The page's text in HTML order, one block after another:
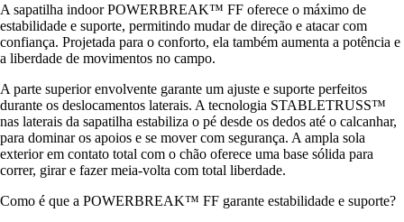
A sapatilha indoor POWERBREAK™ FF oferece o máximo de
estabilidade e suporte, permitindo mudar de direção e atacar com
confiança. Projetada para o conforto, ela também aumenta a potência e
a liberdade de movimentos no campo.
A parte superior envolvente garante um ajuste e suporte perfeitos
durante os deslocamentos laterais. A tecnologia STABLETRUSS™
nas laterais da sapatilha estabiliza o pé desde os dedos até o calcanhar,
para dominar os apoios e se mover com segurança. A ampla sola
exterior em contato total com o chão oferece uma base sólida para
correr, girar e fazer meia-volta com total liberdade.
Como é que a POWERBREAK™ FF garante estabilidade e suporte?